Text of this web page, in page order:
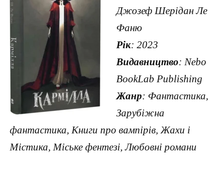
Джозеф Шерідан Ле
Фаню
Рік: 2023
Видавництво: Nebo
BookLab Publishing
Жанр: Фантастика,
Зарубіжна
фантастика, Книги про вампірів, Жахи і
Містика, Міське фентезі, Любовні романи